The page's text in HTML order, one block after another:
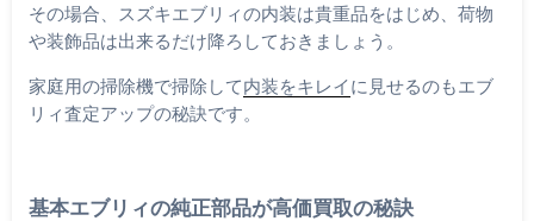
その場合、スズキエブリィの内装は貴重品をはじめ、荷物
や装飾品は出来るだけ降ろしておきましょう。
家庭用の掃除機で掃除して内装をキレイに見せるのもエブ
リィ査定アップの秘訣です。
基本エブリィの純正部品が高価買取の秘訣